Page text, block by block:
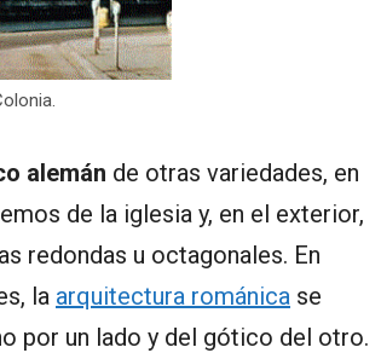
alemán de otras variedades, en
de la iglesia y, en el exterior,
redondas u octagonales. En
la arquitectura románica se
por un lado y del gótico del otro.